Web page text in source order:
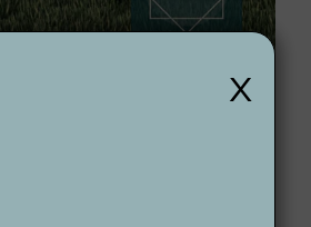
x